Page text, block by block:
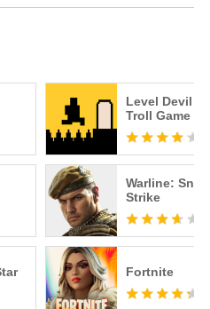
Level Devil -
Troll Game
Warline:
Strike
Fortnite